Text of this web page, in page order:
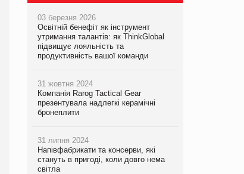
03 березня 2026
Освітній бенефіт як інструмент
утримання талантів: як ThinkGlobal
підвищує лояльність та
продуктивність вашої команди
31 жовтня 2024
Компанія Rarog Tactical Gear
презентувала надлегкі керамічні
бронеплити
31 липня 2024
Напівфабрикати та консерви, які
стануть в пригоді, коли довго нема
світла